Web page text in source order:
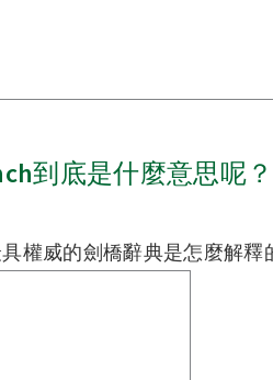
到底是什麼意思呢？
權威的劍橋辭典是怎麼解釋